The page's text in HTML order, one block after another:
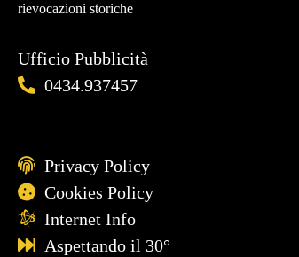
rievocazioni storiche
Ufficio Pubblicità
0434.937457
Privacy Policy
Cookies Policy
Internet Info
Aspettando il 30°